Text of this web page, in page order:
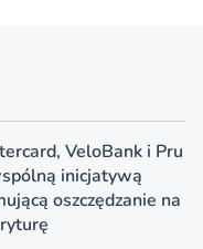
VeloBank i Pru
inicjatywą
oszczędzanie na